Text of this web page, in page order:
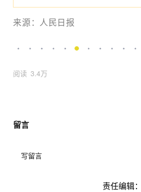
来源： 人民日报
阅读 3.4万
留言
写留言
责任编辑：